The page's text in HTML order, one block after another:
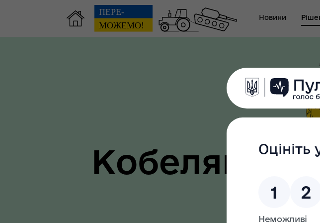
Новини
Звіт виконуючого
повноваження міського
голови-секретаря міської
Кобеляцька